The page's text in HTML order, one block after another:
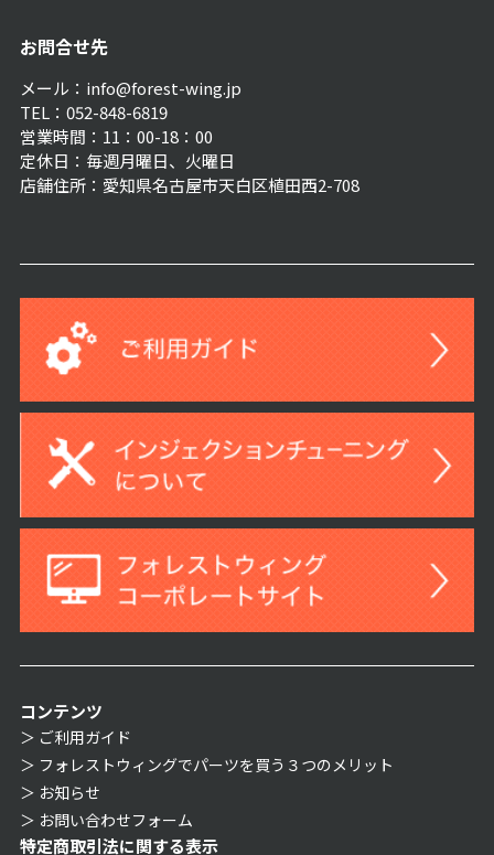
お問合せ先
メール：info@forest-wing.jp
TEL：052-848-6819
営業時間：11：00-18：00
定休日：毎週月曜日、火曜日
店舗住所：愛知県名古屋市天白区植田西2-708
コンテンツ
ご利用ガイド
フォレストウィングでパーツを買う３つのメリット
お知らせ
お問い合わせフォーム
特定商取引法に関する表示